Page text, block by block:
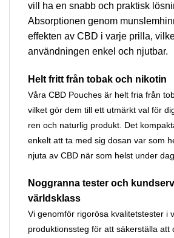
vill ha en snabb och praktisk
Absorptionen genom
effekten av CBD i varje prilla,
användningen enkel och njutbar.
Helt fritt från tobak och nikotin
Våra CBD Pouches är helt fria från
vilket gör dem till ett utmärkt val för
ren och naturlig produkt. Det
enkelt att ta med sig dosan var som
njuta av CBD när som helst under
Noggranna tester och
världsklass
Vi genomför rigorösa kvalitetstester i
produktionssteg för att säkerställa att